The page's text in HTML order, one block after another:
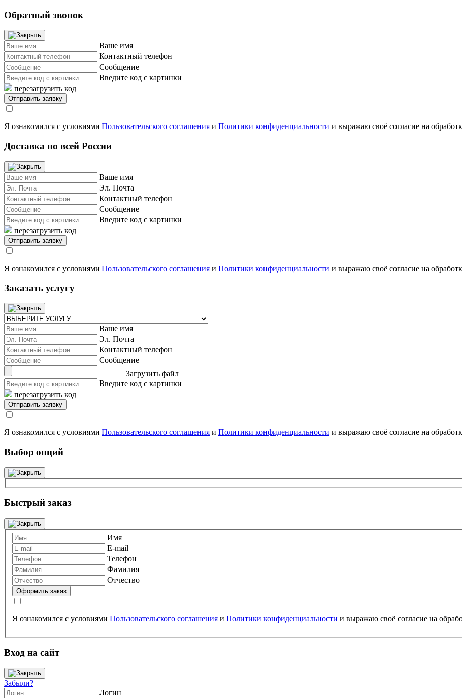
Обратный звонок
Ваше имя
Контактный телефон
Сообщение
Введите код с картинки
перезагрузить код
Я ознакомился с условиями Пользовательского соглашения и Политики конфиденциальности и выражаю своё согласие на
Доставка по всей России
Ваше имя
Эл. Почта
Контактный телефон
Сообщение
Введите код с картинки
перезагрузить код
Я ознакомился с условиями Пользовательского соглашения и Политики конфиденциальности и выражаю своё согласие на
Заказать услугу
Ваше имя
Эл. Почта
Контактный телефон
Сообщение
Загрузить файл
Введите код с картинки
перезагрузить код
Я ознакомился с условиями Пользовательского соглашения и Политики конфиденциальности и выражаю своё согласие на
Выбор опций
Быстрый заказ
Имя
E-mail
Телефон
Фамилия
Отчество
Я ознакомился с условиями Пользовательского соглашения и Политики конфиденциальности и выражаю своё согласие на
Вход на сайт
Забыли?
Логин